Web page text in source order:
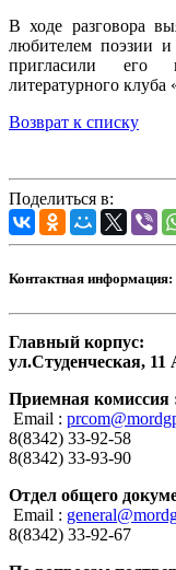
В ходе разговора
любителем поэзии
пригласили его
литературного клуба
Возврат к списку
Поделиться в:
Контактная информация:
Главный корпус:
ул.Студенческая, 11
Приемная комиссия
Email :
8(8342) 33-92-58
8(8342) 33-93-90
Отдел общего
Email :
8(8342) 33-92-67